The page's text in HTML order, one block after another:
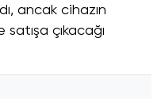
ancak cihazın
çıkacağı